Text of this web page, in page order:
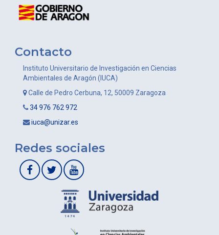
Contacto
Instituto Universitario de Investigación en Ciencias
Ambientales de Aragón (IUCA)
Calle de Pedro Cerbuna, 12, 50009 Zaragoza
34 976 762 972
iuca@unizar.es
Redes sociales